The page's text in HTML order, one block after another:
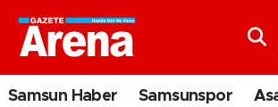
Samsun Haber Samsunspor